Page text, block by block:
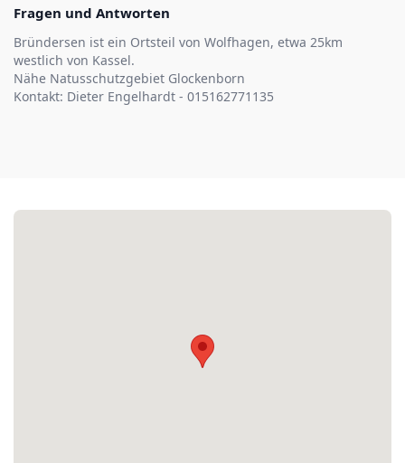
Fragen und Antworten
Bründersen ist ein Ortsteil von Wolfhagen, etwa 25km
westlich von Kassel.
Nähe Natusschutzgebiet Glockenborn
Kontakt: Dieter Engelhardt - 015162771135